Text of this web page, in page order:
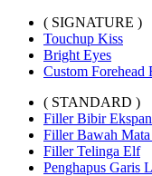
( SIGNATURE )
Touchup Kiss
Bright Eyes
Custom Forehead
( STANDARD )
Filler Bibir
Filler Bawah
Filler Telinga Elf
Penghapus Garis